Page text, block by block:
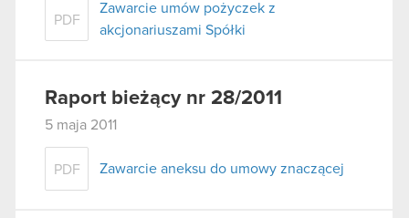
PDF
Zawarcie umów pożyczek z
akcjonariuszami Spółki
Raport bieżący nr 28/2011
5 maja 2011
PDF Zawarcie aneksu do umowy znaczącej